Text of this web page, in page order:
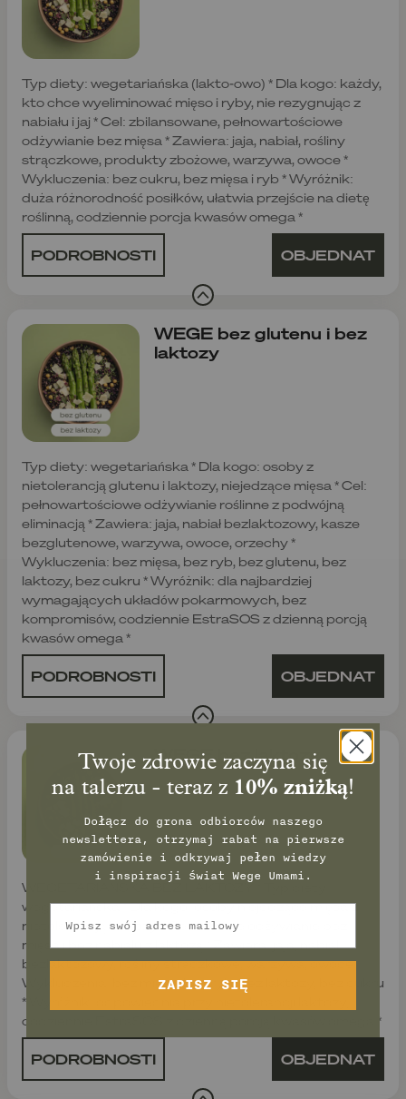
Typ diety: wegetariańska (lakto-owo) * Dla kogo: każdy,
kto chce wyeliminować mięso i ryby, nie rezygnując z
nabiału i jaj * Cel: zbilansowane, pełnowartościowe
odżywianie bez mięsa * Zawiera: jaja, nabiał, rośliny
strączkowe, produkty zbożowe, warzywa, owoce *
Wykluczenia: bez cukru, bez mięsa i ryb * Wyróżnik:
duża różnorodność posiłków, ułatwia przejście na dietę
roślinną, codziennie porcja kwasów omega *
PODROBNOSTI OBJEDNAT
WEGE bez glutenu i bez
laktozy
Typ diety: wegetariańska * Dla kogo: osoby z
nietolerancją glutenu i laktozy, niejedzące mięsa * Cel:
pełnowartościowe odżywianie roślinne z podwójną
eliminacją * Zawiera: jaja, nabiał bezlaktozowy, kasze
bezglutenowe, warzywa, owoce, orzechy *
Wykluczenia: bez mięsa, bez ryb, bez glutenu, bez
laktozy, bez cukru * Wyróżnik: dla najbardziej
wymagających układów pokarmowych, bez
kompromisów, codziennie EstraSOS z dzienną porcją
kwasów omega *
PODROBNOSTI OBJEDNAT
WEGE bez laktozy
WEGETARIAŃSKA BEZ LAKTOZY * Typ diety:
wegetariańska * Dla kogo: osoby niejedzące mięsa z
nietolerancją laktozy * Cel: zdrowe odżywianie bez
mięsa i bez nabiału z laktozą * Zawiera: jaja, nabiał
bezlaktozowy, rośliny strączkowe, warzywa, owoce *
Wykluczenia: bez mięsa, bez ryb, bez laktozy, bez cukru
* Wyróżnik: odpowiednia przy nietolerancji laktozy,
codziennie EstraSOS z dzienną porcją kwasów omega *
PODROBNOSTI OBJEDNAT
Twoje zdrowie zaczyna się
na talerzu - teraz z 10% zniżką!
Dołącz do grona odbiorców naszego
newslettera, otrzymaj rabat na pierwsze
zamówienie i odkrywaj pełen wiedzy
i inspiracji świat Wege Umami.
ZAPISZ SIĘ